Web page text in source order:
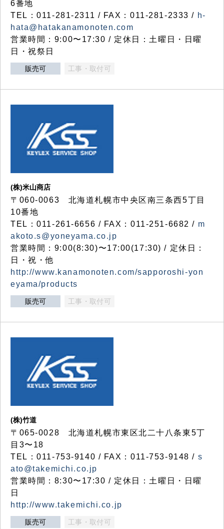
6番地
TEL：011-281-2311 / FAX：011-281-2333 / h-
hata@hatakanamonoten.com
営業時間：9:00〜17:30 / 定休日：土曜日・日曜
日・祝祭日
販売可 工事・取付可
(株)米山商店
〒060-0063 北海道札幌市中央区南三条西5丁目
10番地
TEL：011-261-6656 / FAX：011-251-6682 / m
akoto.s@yoneyama.co.jp
営業時間：9:00(8:30)〜17:00(17:30) / 定休日：
日・祝・他
http://www.kanamonoten.com/sapporoshi-yon
eyama/products
販売可 工事・取付可
(株)竹道
〒065-0028 北海道札幌市東区北二十八条東5丁
目3〜18
TEL：011-753-9140 / FAX：011-753-9148 / s
ato@takemichi.co.jp
営業時間：8:30〜17:30 / 定休日：土曜日・日曜
日
http://www.takemichi.co.jp
販売可 工事・取付可